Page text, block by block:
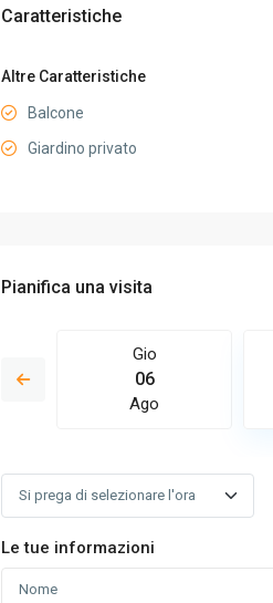
Caratteristiche
Altre Caratteristiche
Balcone
Giardino privato
Pianifica una visita
Gio
06
Ago
Le tue informazioni